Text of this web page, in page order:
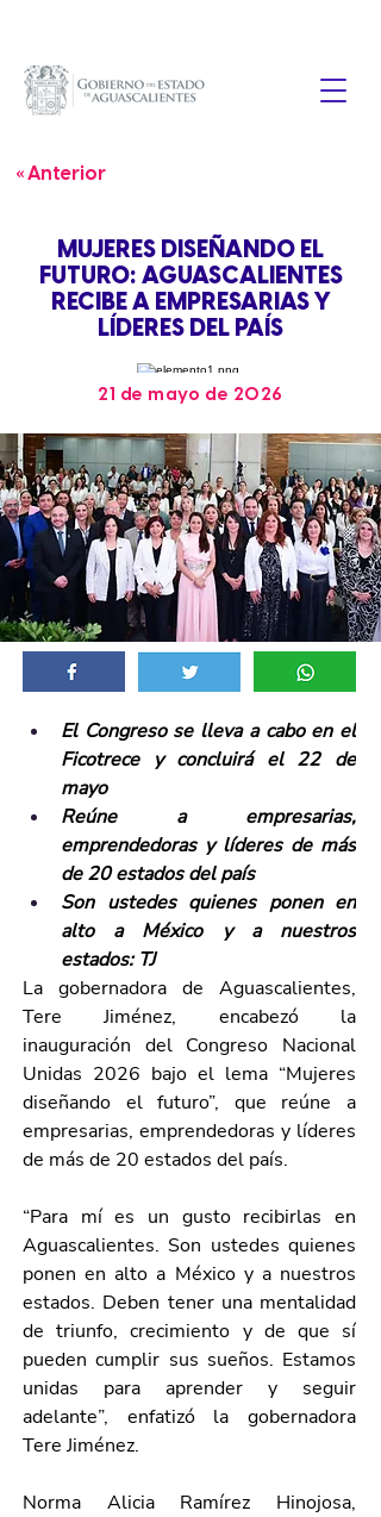
« Anterior
MUJERES DISEÑANDO EL
FUTURO: AGUASCALIENTES
RECIBE A EMPRESARIAS Y
LÍDERES DEL PAÍS
21 de mayo de 2026
El Congreso se lleva a cabo en el
Ficotrece y concluirá el 22 de
mayo
Reúne a empresarias,
emprendedoras y líderes de más
de 20 estados del país
Son ustedes quienes ponen en
alto a México y a nuestros
estados: TJ
La gobernadora de Aguascalientes,
Tere Jiménez, encabezó la
inauguración del Congreso Nacional
Unidas 2026 bajo el lema “Mujeres
diseñando el futuro”, que reúne a
empresarias, emprendedoras y líderes
de más de 20 estados del país.
“Para mí es un gusto recibirlas en
Aguascalientes. Son ustedes quienes
ponen en alto a México y a nuestros
estados. Deben tener una mentalidad
de triunfo, crecimiento y de que sí
pueden cumplir sus sueños. Estamos
unidas para aprender y seguir
adelante”, enfatizó la gobernadora
Tere Jiménez.
Norma Alicia Ramírez Hinojosa,